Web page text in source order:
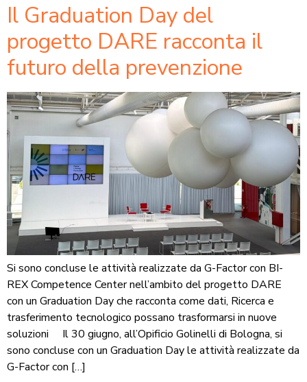
Il Graduation Day del
progetto DARE racconta il
futuro della prevenzione
Si sono concluse le attività realizzate da G-Factor con BI-
REX Competence Center nell’ambito del progetto DARE
con un Graduation Day che racconta come dati, Ricerca e
trasferimento tecnologico possano trasformarsi in nuove
soluzioni Il 30 giugno, all’Opificio Golinelli di Bologna, si
sono concluse con un Graduation Day le attività realizzate da
G-Factor con […]